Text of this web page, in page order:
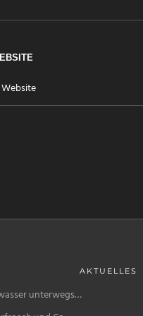
AKTUELLES
unterwegs…